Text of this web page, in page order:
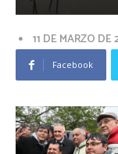
11 DE MARZO DE
Facebook